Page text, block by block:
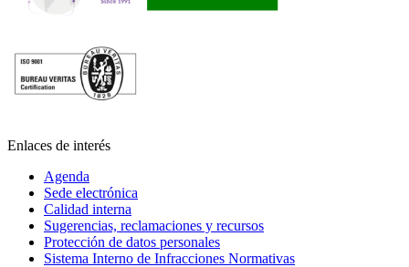
Enlaces de interés
Agenda
Sede electrónica
Calidad interna
Sugerencias, reclamaciones y recursos
Protección de datos personales
Sistema Interno de Infracciones Normativas